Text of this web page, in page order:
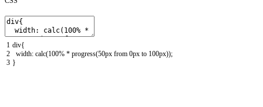
1
2
3
div{
width: calc(100% * progress(50px from 0px to 100px));
}